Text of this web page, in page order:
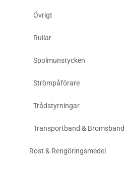
Övrigt
Rullar
Spolmunstycken
Strömpåförare
Trådstyrningar
Transportband & Bromsband
Rost & Rengöringsmedel